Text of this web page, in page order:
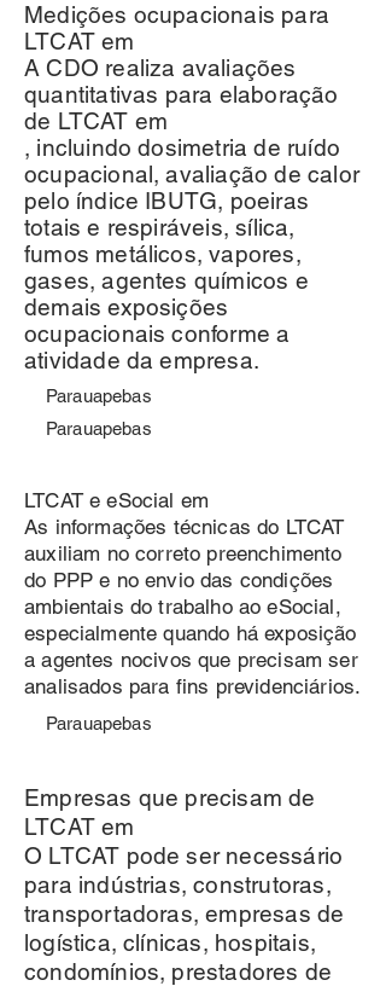
Medições ocupacionais para
LTCAT em
A CDO realiza avaliações
quantitativas para elaboração
de LTCAT em
, incluindo dosimetria de ruído
ocupacional, avaliação de calor
pelo índice IBUTG, poeiras
totais e respiráveis, sílica,
fumos metálicos, vapores,
gases, agentes químicos e
demais exposições
ocupacionais conforme a
atividade da empresa.
Parauapebas
Parauapebas
LTCAT e eSocial em
As informações técnicas do LTCAT
auxiliam no correto preenchimento
do PPP e no envio das condições
ambientais do trabalho ao eSocial,
especialmente quando há exposição
a agentes nocivos que precisam ser
analisados para fins previdenciários.
Parauapebas
Empresas que precisam de
LTCAT em
O LTCAT pode ser necessário
para indústrias, construtoras,
transportadoras, empresas de
logística, clínicas, hospitais,
condomínios, prestadores de